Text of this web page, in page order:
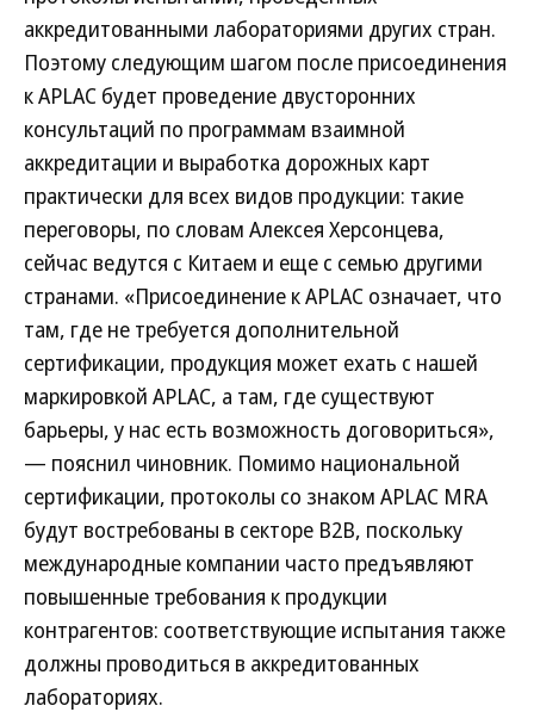
аккредитованными лабораториями других стран.
Поэтому следующим шагом после присоединения
к APLAC будет проведение двусторонних
консультаций по программам взаимной
аккредитации и выработка дорожных карт
практически для всех видов продукции: такие
переговоры, по словам Алексея Херсонцева,
сейчас ведутся с Китаем и еще с семью другими
странами. «Присоединение к APLAC означает, что
там, где не требуется дополнительной
сертификации, продукция может ехать с нашей
маркировкой APLAC, а там, где существуют
барьеры, у нас есть возможность договориться»,
— пояснил чиновник. Помимо национальной
сертификации, протоколы со знаком APLAC MRA
будут востребованы в секторе B2B, поскольку
международные компании часто предъявляют
повышенные требования к продукции
контрагентов: соответствующие испытания также
должны проводиться в аккредитованных
лабораториях.